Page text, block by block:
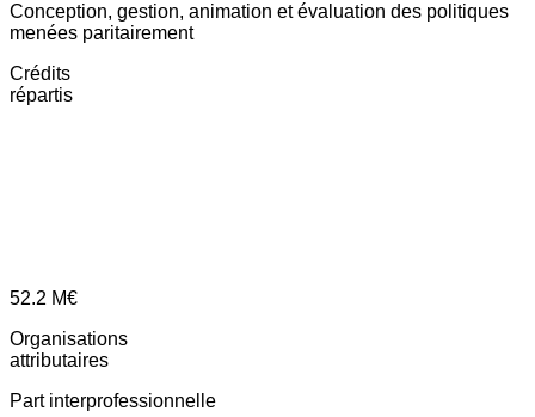
Conception, gestion, animation et évaluation des politiques
menées paritairement
Crédits
répartis
52.2 M€
Organisations
attributaires
Part interprofessionnelle